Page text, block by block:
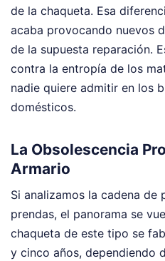
de la chaqueta. Esa
acaba provocando nuevos
de la supuesta reparación.
contra la entropía de los
nadie quiere admitir en los
domésticos.
La Obsolescencia
Armario
Si analizamos la cadena de
prendas, el panorama se
chaqueta de este tipo se
y cinco años, dependiendo